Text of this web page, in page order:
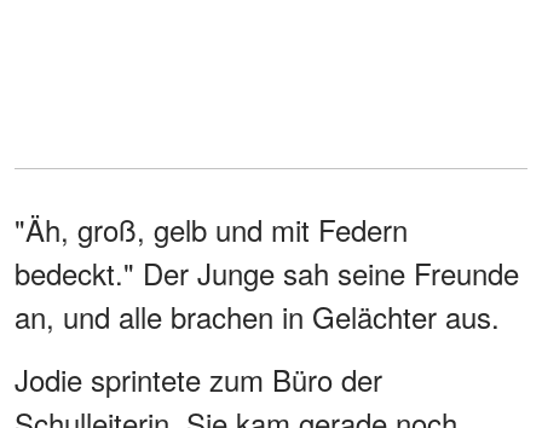
"Äh, groß, gelb und mit Federn
bedeckt." Der Junge sah seine Freunde
an, und alle brachen in Gelächter aus.
Jodie sprintete zum Büro der